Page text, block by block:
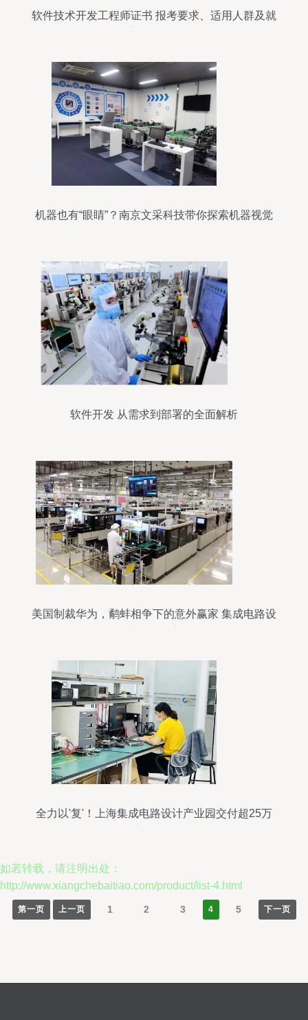
软件技术开发工程师证书 报考要求、适用人群及就
机器也有“眼睛”？南京文采科技带你探索机器视觉
软件开发 从需求到部署的全面解析
美国制裁华为，鹬蚌相争下的意外赢家 集成电路设
全力以'复'！上海集成电路设计产业园交付超25万
如若转载，请注明出处：
http://www.xiangchebaitiao.com/product/list-4.html
第一页 上一页 1 2 3 4 5 下一页